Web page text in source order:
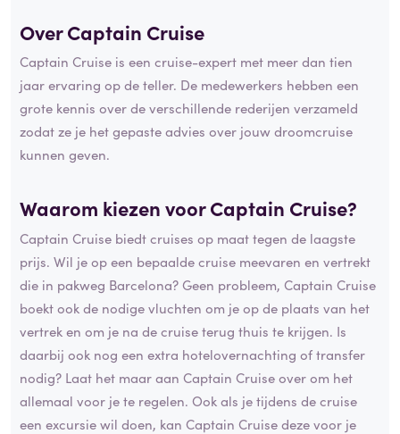
Over Captain Cruise
Captain Cruise is een cruise-expert met meer dan tien
jaar ervaring op de teller. De medewerkers hebben een
grote kennis over de verschillende rederijen verzameld
zodat ze je het gepaste advies over jouw droomcruise
kunnen geven.
Waarom kiezen voor Captain Cruise?
Captain Cruise biedt cruises op maat tegen de laagste
prijs. Wil je op een bepaalde cruise meevaren en vertrekt
die in pakweg Barcelona? Geen probleem, Captain Cruise
boekt ook de nodige vluchten om je op de plaats van het
vertrek en om je na de cruise terug thuis te krijgen. Is
daarbij ook nog een extra hotelovernachting of transfer
nodig? Laat het maar aan Captain Cruise over om het
allemaal voor je te regelen. Ook als je tijdens de cruise
een excursie wil doen, kan Captain Cruise deze voor je